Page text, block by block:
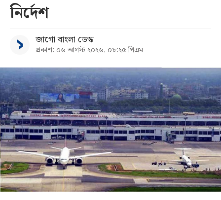
নির্দেশ
জাগো বাংলা ডেস্ক
প্রকাশ: ০৬ আগস্ট ২০২৬, ০৮:২৫ পিএম